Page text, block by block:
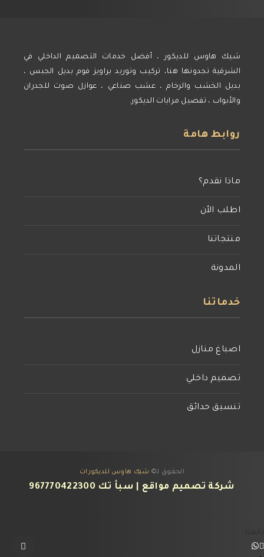
شيك هاوس للديكور ، أفضل خدمات التصميم الداخلي في
الشرقية تجدونها هنا، تركيب وتوريد براويز فوم بديل الجبس ،
بديل الخشب والرخام ، عشب صناعي ، عوازل صوت للجدران
والأبواب ، تفصيل مرايات الديكور.
روابط هامة
ماذا نقدم؟
اطلب الأن
منتجاتنا
المدونة
خدماتنا
اصباغ منازل
تصميم داخلي
تنسيق حدائق
الحقوق لـ© شيك هاوس للديكورات
شركة تصميم مواقع | سبأ تك967770422300